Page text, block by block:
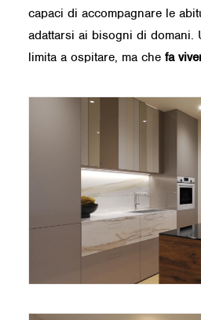
capaci di accompagnare le
adattarsi ai bisogni di domani.
limita a ospitare, ma che fa